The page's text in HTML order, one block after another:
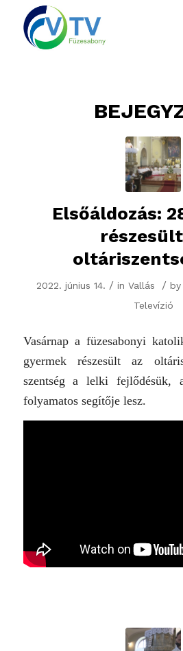
Elsőáldozás:
2022. június 14. / inVallás / by
Televízió
Vasárnap a füzesabonyi
gyermek részesült az
szentség a lelki fejlődésük,
folyamatos segítője lesz.